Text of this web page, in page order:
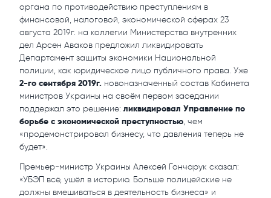
органа по противодействию преступлениям в
финансовой, налоговой, экономической сферах 23
августа 2019г. на коллегии Министерства внутренних
дел Арсен Аваков предложил ликвидировать
Департамент защиты экономики Национальной
полиции, как юридическое лицо публичного права. Уже
2-го сентября 2019г. новоназначенный состав Кабинета
министров Украины на своём первом заседании
поддержал это решение: ликвидировал Управление по
борьбе с экономической преступностью, чем
«продемонстрировал бизнесу, что давления теперь не
будет».
Премьер-министр Украины Алексей Гончарук сказал:
«УБЭП всё, ушёл в историю. Больше полицейские не
должны вмешиваться в деятельность бизнеса» и